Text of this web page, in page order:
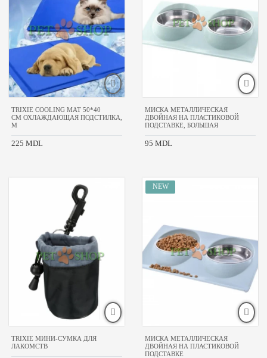
TRIXIE COOLING MAT 50*40
CM ОХЛАЖДАЮЩАЯ ПОДСТИЛКА,
M
225 MDL
МИСКА МЕТАЛЛИЧЕСКАЯ
ДВОЙНАЯ НА ПЛАСТИКОВОЙ
ПОДСТАВКЕ, БОЛЬШАЯ
95 MDL
TRIXIE МИНИ-СУМКА ДЛЯ
ЛАКОМСТВ
МИСКА МЕТАЛЛИЧЕСКАЯ
ДВОЙНАЯ НА ПЛАСТИКОВОЙ
ПОДСТАВКЕ